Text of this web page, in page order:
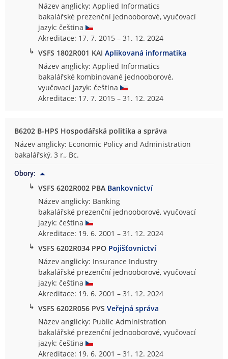
Název anglicky: Applied Informatics
bakalářské prezenční jednooborové, vyučovací
jazyk: čeština
Akreditace: 17. 7. 2015 – 31. 12. 2024
↳ VSFS 1802R001 KAIAplikovaná informatika
Název anglicky: Applied Informatics
bakalářské kombinované jednooborové,
vyučovací jazyk: čeština
Akreditace: 17. 7. 2015 – 31. 12. 2024
B6202 B-HPS Hospodářská politika a správa
Název anglicky: Economic Policy and Administration
bakalářský, 3 r., Bc.
Obory:
↳ VSFS 6202R002 PBA Bankovnictví
Název anglicky: Banking
bakalářské prezenční jednooborové, vyučovací
jazyk: čeština
Akreditace: 19. 6. 2001 – 31. 12. 2024
↳ VSFS 6202R034 PPO Pojišťovnictví
Název anglicky: Insurance Industry
bakalářské prezenční jednooborové, vyučovací
jazyk: čeština
Akreditace: 19. 6. 2001 – 31. 12. 2024
↳ VSFS 6202R056 PVSVeřejná správa
Název anglicky: Public Administration
bakalářské prezenční jednooborové, vyučovací
jazyk: čeština
Akreditace: 19. 6. 2001 – 31. 12. 2024